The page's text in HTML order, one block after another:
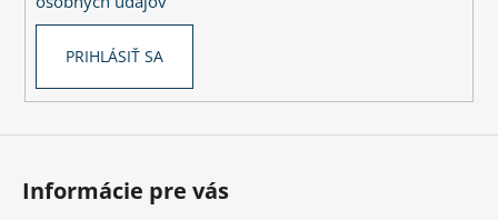
PRIHLÁSIŤ SA
Informácie pre vás